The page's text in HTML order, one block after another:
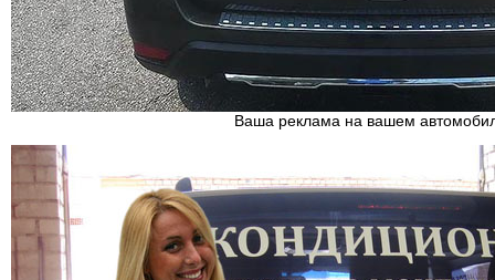
Ваша реклама на вашем